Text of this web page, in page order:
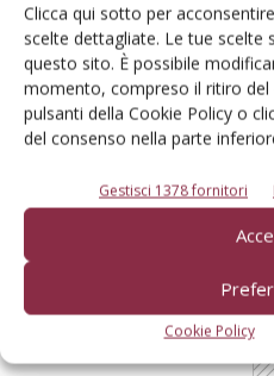
Clicca qui sotto per
scelte dettagliate. Le tue scelte
questo sito. È possibile
momento, compreso il ritiro del
pulsanti della Cookie Policy o
del consenso nella parte
Gestisci 1378 fornitori
Cookie Policy
I consigli di Terra e
Cerca